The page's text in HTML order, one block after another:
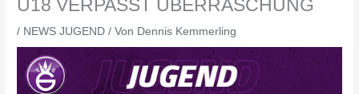
U18 VERPASST ÜBERRASCHUNG
/ NEWS JUGEND / Von Dennis Kemmerling